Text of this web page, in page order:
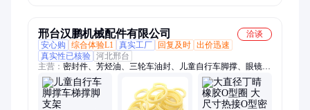
邢台汉鹏机械配件有限公司
洽谈
安心购
综合体验L1 真实工厂 回复及时 出价迅速
真实性已核验 河北邢台
主营： 密封件、芳烃油、三轮车油封、儿童自行车脚撑、眼镜
盒、滤扇、透明白油、骨架油封、高压油封、工业明胶、氟胶油
封、夹布组合密封圈、橡胶气囊、橡胶o型圈、刹车皮碗、液体
石蜡油、硅胶密封圈、电机接线盒、分类垃圾桶、透明石蜡油、